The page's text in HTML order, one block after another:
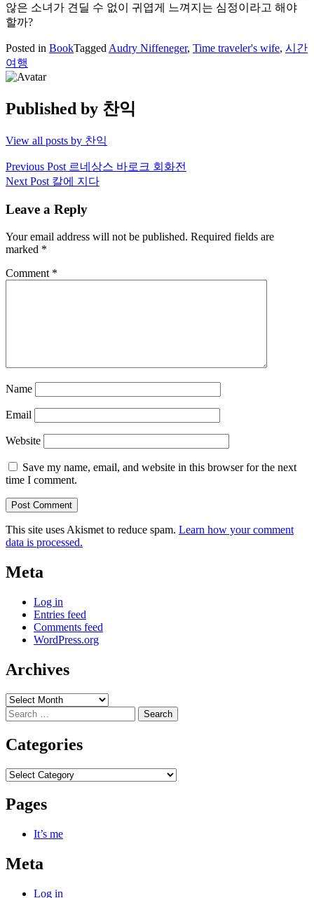
않은 소녀가 견딜 수 없이 귀엽게 느껴지는 심정이라고 해야
할까?
Posted in BookTagged Audry Niffeneger, Time traveler's wife, 시간
여행
Published by 찬익
View all posts by 찬익
Post
navigation
Previous Post 르네상스 바로크 회화전
Next Post 칼에 지다
Leave a Reply
Your email address will not be published. Required fields are
marked *
Comment *
Name
Email
Website
Save my name, email, and website in this browser for the next
time I comment.
This site uses Akismet to reduce spam. Learn how your comment
data is processed.
Meta
Log in
Entries feed
Comments feed
WordPress.org
Archives
Archives
Search
for:
Categories
Categories
Pages
It’s me
Meta
Log in